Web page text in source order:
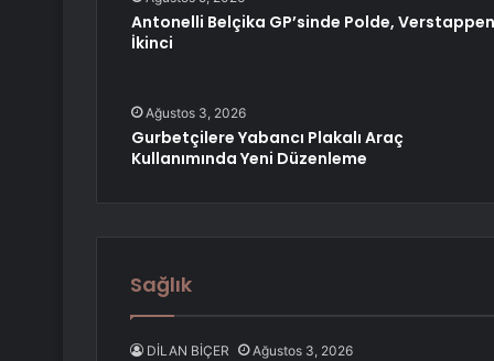
Antonelli Belçika GP’sinde Polde, Verstappen
İkinci
Ağustos 3, 2026
Gurbetçilere Yabancı Plakalı Araç
Kullanımında Yeni Düzenleme
Sağlık
DİLAN BİÇER Ağustos 3, 2026